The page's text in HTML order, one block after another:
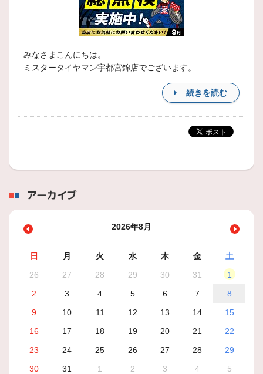
みなさまこんにちは。
ミスタータイヤマン宇都宮錦店でございます。
続きを読む
アーカイブ
2026年8月
日 月 火 水 木 金
土
26
27 28 29 30 31
1
2
3 4 5 6 7
8
9
10 11 12 13 14
15
16
17 18 19 20 21
22
23
24 25 26 27 28
29
30
31 1 2 3 4 5